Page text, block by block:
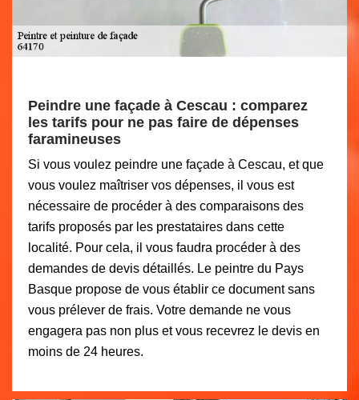
Peindre une façade à Cescau : comparez
les tarifs pour ne pas faire de dépenses
faramineuses
Si vous voulez peindre une façade à Cescau, et que
vous voulez maîtriser vos dépenses, il vous est
nécessaire de procéder à des comparaisons des
tarifs proposés par les prestataires dans cette
localité. Pour cela, il vous faudra procéder à des
demandes de devis détaillés. Le peintre du Pays
Basque propose de vous établir ce document sans
vous prélever de frais. Votre demande ne vous
engagera pas non plus et vous recevrez le devis en
moins de 24 heures.